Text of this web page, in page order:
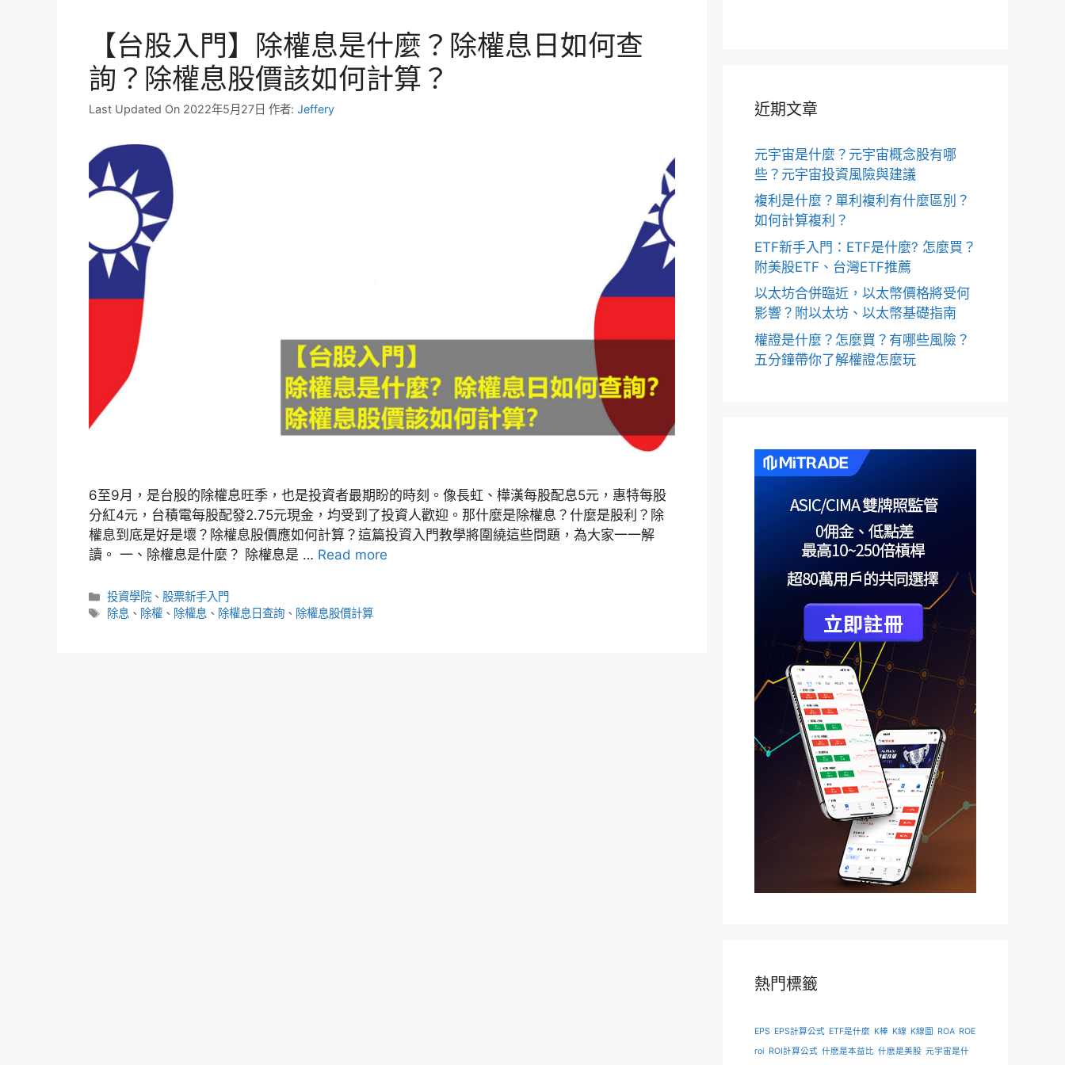
【台股入門】除權息是什麼？除權息日如何查
詢？除權息股價該如何計算？
Last Updated On 2022年5月27日 作者: Jeffery
6至9月，是台股的除權息旺季，也是投資者最期盼的時刻。像長虹、樺漢每股配息5元，惠特每股
分紅4元，台積電每股配發2.75元現金，均受到了投資人歡迎。那什麼是除權息？什麼是股利？除
權息到底是好是壞？除權息股價應如何計算？這篇投資入門教學將圍繞這些問題，為大家一一解
讀。 一、除權息是什麼？ 除權息是 … Read more
分
類
投資學院 、 股票新手入門
標
除息 、 除權 、 除權息 、 除權息日查詢 、 除權息股價計算
近期文章
元宇宙是什麼？元宇宙概念股有哪
些？元宇宙投資風險與建議
複利是什麼？單利複利有什麼區別？
如何計算複利？
ETF新手入門：ETF是什麼? 怎麼買？
附美股ETF、台灣ETF推薦
以太坊合併臨近，以太幣價格將受何
影響？附以太坊、以太幣基礎指南
權證是什麼？怎麼買？有哪些風險？
五分鐘帶你了解權證怎麼玩
熱門標籤
EPS EPS計算公式 ETF是什麼 K棒 K線 K線圖 ROA ROE
roi ROI計算公式 什麽是本益比 什麽是美股 元宇宙是什